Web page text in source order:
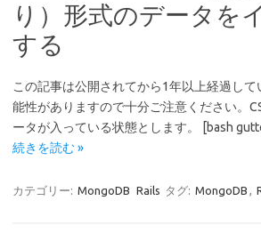
り）形式のデータを
する
この記事は公開されてから1年以上経過し
能性がありますので十分ご注意ください。
ータが入っている状態とします。 [bash
続きを読む »
カテゴリー: MongoDB Rails タグ: MongoDB ,